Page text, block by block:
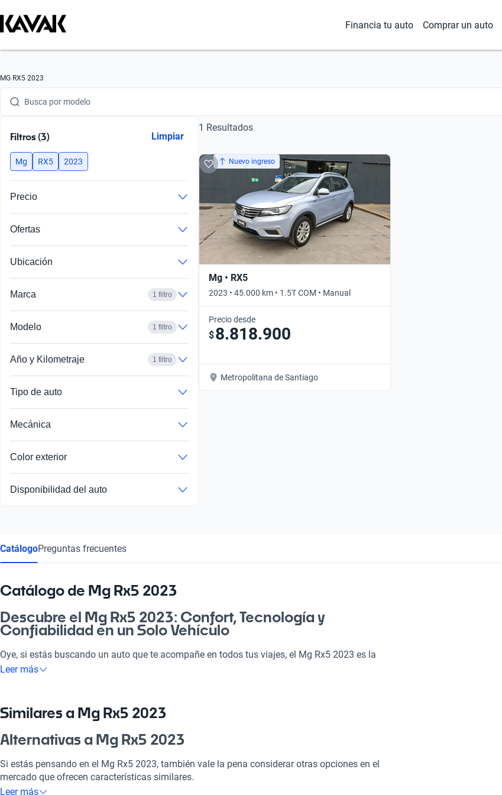
Financia tu auto Comprar un auto
MG RX5 2023Busca por marca
Busca por modelo
Busca por año
Busca por marca
Busca por versión
Busca por año
Filtros (3) Limpiar
Mg RX5 2023
Precio
Ofertas
Ubicación
Marca 1 filtro
Modelo 1 filtro
Año y Kilometraje 1 filtro
Tipo de auto
Mecánica
Color exterior
Disponibilidad del auto
1 Resultados
Nuevo ingreso
Mg • RX5
2023 • 45.000 km • 1.5T COM • Manual
Precio desde
$8.818.900
Metropolitana de Santiago
CatálogoPreguntas frecuentes
Catálogo de Mg Rx5 2023
Descubre el Mg Rx5 2023: Confort, Tecnología y
Confiabilidad en un Solo Vehículo
Oye, si estás buscando un auto que te acompañe en todos tus viajes, el Mg Rx5 2023 es la
opción que necesita tu vida. Te ofrece espacio, comodidad y un diseño contemporáneo, ideal
elección para quienes buscan calidad y buen precio en el mercado automotriz. ¡No te vai a
arrepentir de considerar el Mg Rx5 2023!
¿Por qué elegir Mg Rx5 2023?
Tecnología al servicio de tu comodidad
Leer más
Similares a Mg Rx5 2023
Alternativas a Mg Rx5 2023
Si estás pensando en el Mg Rx5 2023, también vale la pena considerar otras opciones en el
mercado que ofrecen características similares.
Leer más